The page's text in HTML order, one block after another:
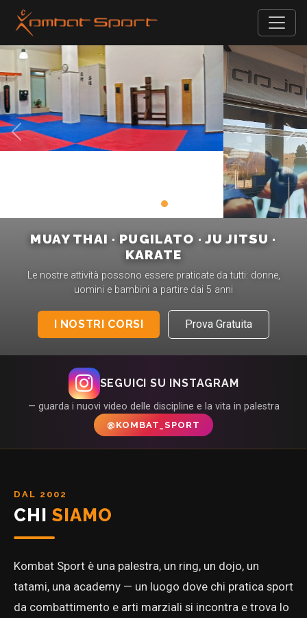
Precedente
MUAY THAI · PUGILATO · JU JITSU ·
KARATE
Le nostre attività possono essere praticate da tutti: donne,
uomini e bambini a partire dai 5 anni
I NOSTRI CORSI Prova Gratuita
SEGUICI SU INSTAGRAM
— guarda i nuovi video delle discipline e la vita in palestra
@KOMBAT_SPORT
DAL 2002
CHISIAMO
Kombat Sport è una palestra, un ring, un dojo, un
tatami, una academy — un luogo dove chi pratica sport
da combattimento e arti marziali si incontra e trova lo